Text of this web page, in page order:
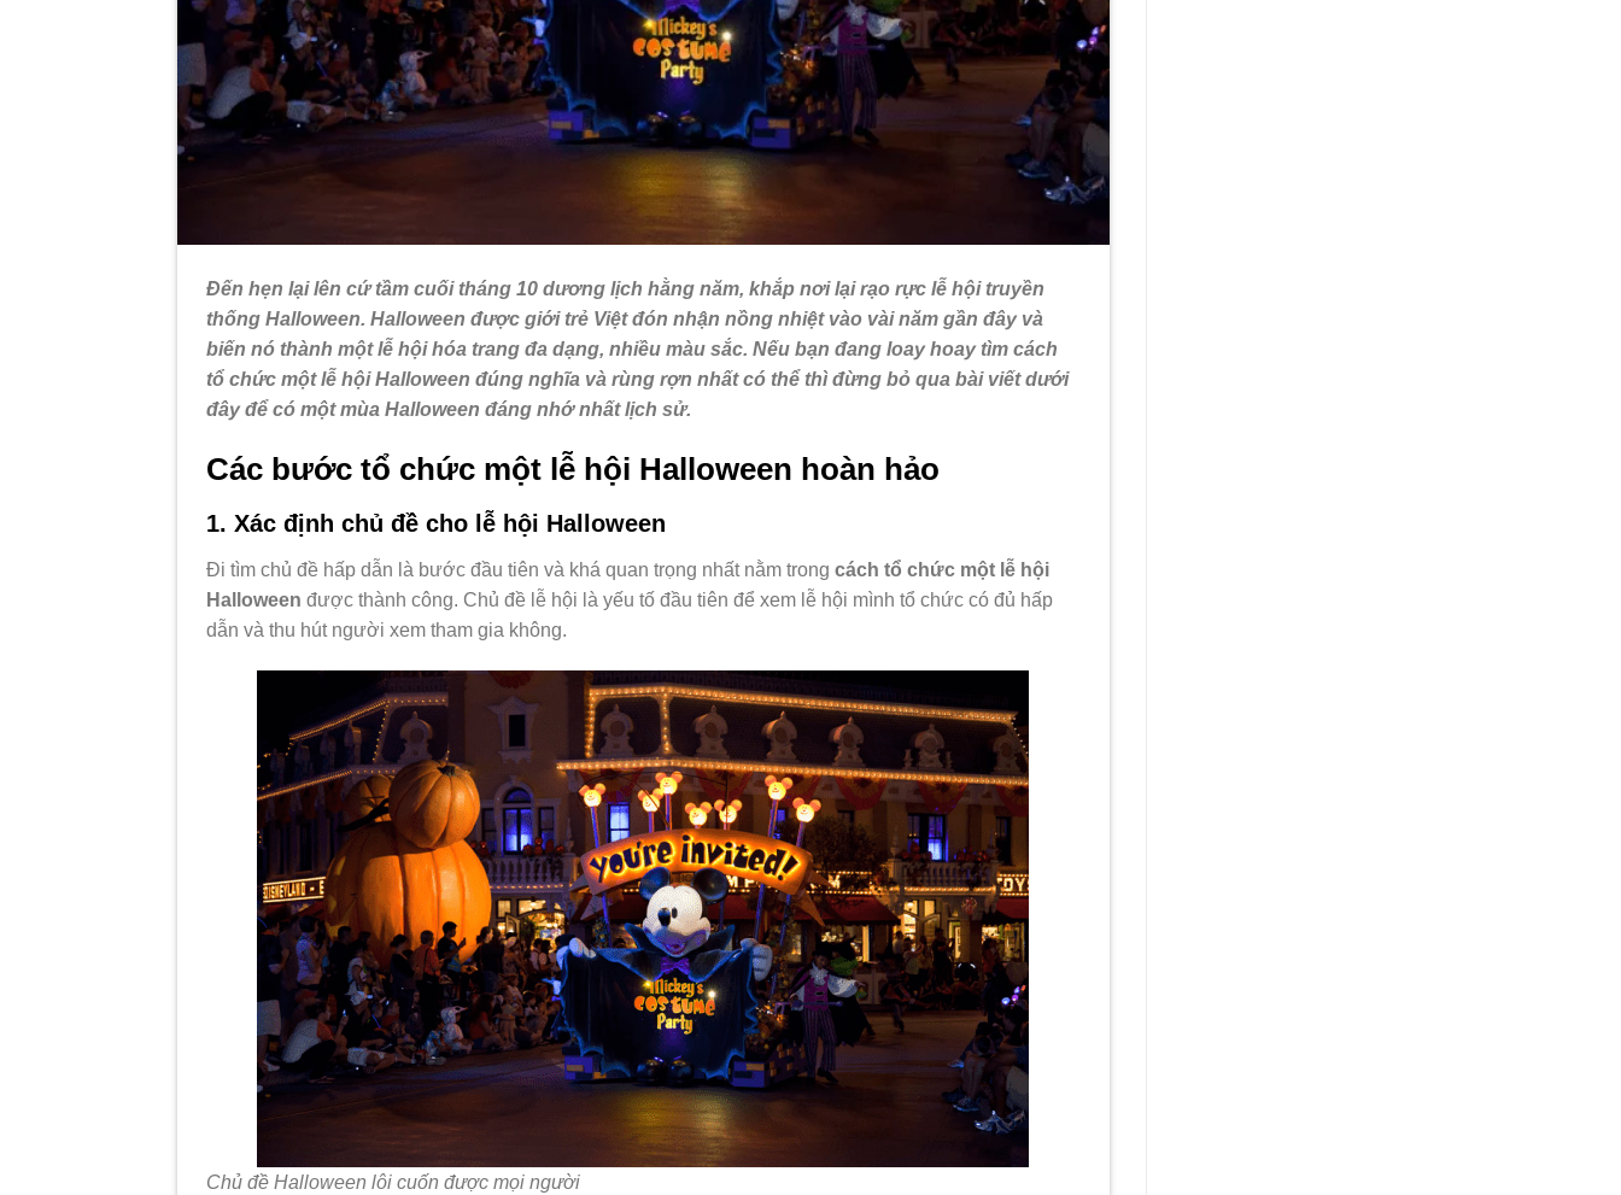
Đến hẹn lại lên cứ tầm cuối tháng 10 dương lịch hằng năm, khắp nơi lại rạo rực lễ hội truyền
thống Halloween. Halloween được giới trẻ Việt đón nhận nồng nhiệt vào vài năm gần đây và
biến nó thành một lễ hội hóa trang đa dạng, nhiều màu sắc. Nếu bạn đang loay hoay tìm cách
tổ chức một lễ hội Halloween đúng nghĩa và rùng rợn nhất có thể thì đừng bỏ qua bài viết dưới
đây để có một mùa Halloween đáng nhớ nhất lịch sử.
Các bước tổ chức một lễ hội Halloween hoàn hảo
1. Xác định chủ đề cho lễ hội Halloween
Đi tìm chủ đề hấp dẫn là bước đầu tiên và khá quan trọng nhất nằm trong cách tổ chức một lễ hội
Halloween được thành công. Chủ đề lễ hội là yếu tố đầu tiên để xem lễ hội mình tổ chức có đủ hấp
dẫn và thu hút người xem tham gia không.
Chủ đề Halloween lôi cuốn được mọi người